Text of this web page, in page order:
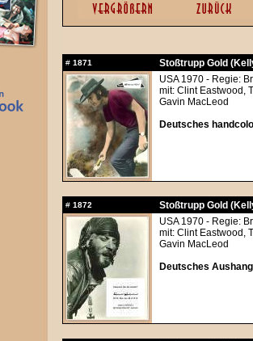
# 1871
Stoßtrupp Gold
USA 1970 - Regie:
mit: Clint Eastwood,
Gavin MacLeod
Deutsches
# 1872
Stoßtrupp Gold
USA 1970 - Regie:
mit: Clint Eastwood,
Gavin MacLeod
Deutsches